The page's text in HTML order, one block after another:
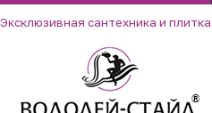
Эксклюзивная сантехника и плитка